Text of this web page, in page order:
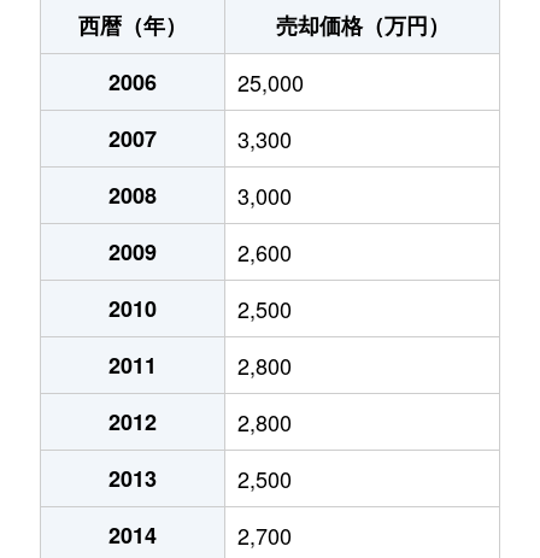
渋谷
14,000万円 高座渋谷
下鶴間
5,900万円
下鶴間
43,000万円
下鶴間
19,000万円
下鶴間
2,000万円
下鶴間
2,500万円
下和田
6,000万円
下和田
3,200万円
6,000万円
3,300万円
西暦（年）
売却価格（万円）
2006
25,000
2007
3,300
2008
3,000
2009
2,600
2010
2,500
2011
2,800
2012
2,800
2013
2,500
2014
2,700